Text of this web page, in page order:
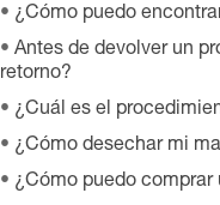
¿Cómo puedo
Antes de devolver un
retorno?
¿Cuál es el
¿Cómo desechar mi
¿Cómo puedo comprar